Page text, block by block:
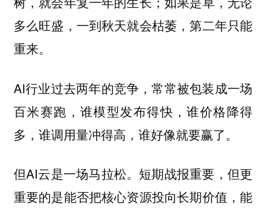
多么旺盛，一到秋天就会枯萎，第二年只能
重来。
AI行业过去两年的竞争，常常被包装成一场
百米赛跑，谁模型发布得快，谁价格降得
多，谁调用量冲得高，谁好像就要赢了。
但AI云是一场马拉松。短期战报重要，但更
重要的是能否把核心资源投向长期价值，能